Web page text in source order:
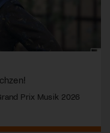
Prix Musik 2026